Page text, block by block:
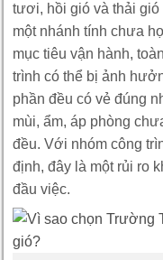
tươi, hồi gió và thải
một nhánh tính chưa
mục tiêu vận hành,
trình có thể bị ảnh
phần đều có vẻ đúng
mùi, ẩm, áp phòng
đều. Với nhóm công
định, đây là một rủi ro
đầu việc.